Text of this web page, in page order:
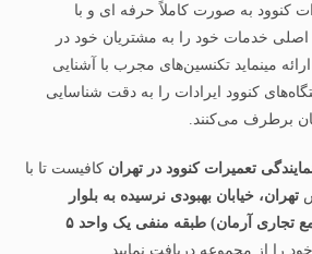
کنوود به‌ صورت کاملاً حرفه‌ ای و با
خدمات خود را به مشتریان خود در
مینماید تکنسین‌های مجرب با آشنایی
کنوود ایرادات را به‌ دقت شناسایی
برطرف می‌کنند.
تعمیرات کنوود در تهران کافیست تا با
تهران، خیابان بهبودی نرسیده به بلوار
را از مجموعه دریافت نمایید.